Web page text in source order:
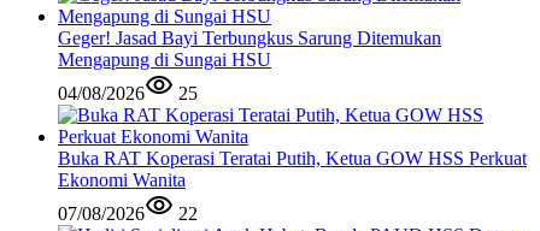
Geger! Jasad Bayi Terbungkus Sarung Ditemukan
Mengapung di Sungai HSU
04/08/2026
25
Buka RAT Koperasi Teratai Putih, Ketua GOW HSS Perkuat
Ekonomi Wanita
07/08/2026
22